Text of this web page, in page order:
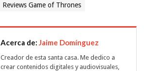
Reviews Game of Thrones
Acerca de: Jaime Domínguez
Creador de esta santa casa. Me dedico a
crear contenidos digitales y audiovisuales,